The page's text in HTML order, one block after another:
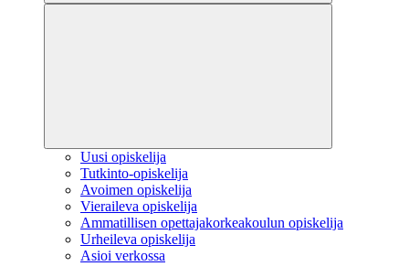
Uusi opiskelija
Tutkinto-opiskelija
Avoimen opiskelija
Vieraileva opiskelija
Ammatillisen opettajakorkeakoulun opiskelija
Urheileva opiskelija
Asioi verkossa